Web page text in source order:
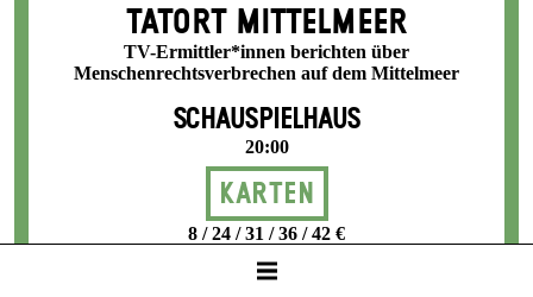
TATORT MITTELMEER
TV-Ermittler*innen berichten über
Menschenrechtsverbrechen auf dem Mittelmeer
SCHAUSPIELHAUS
20:00
Karten
8 / 24 / 31 / 36 / 42 €